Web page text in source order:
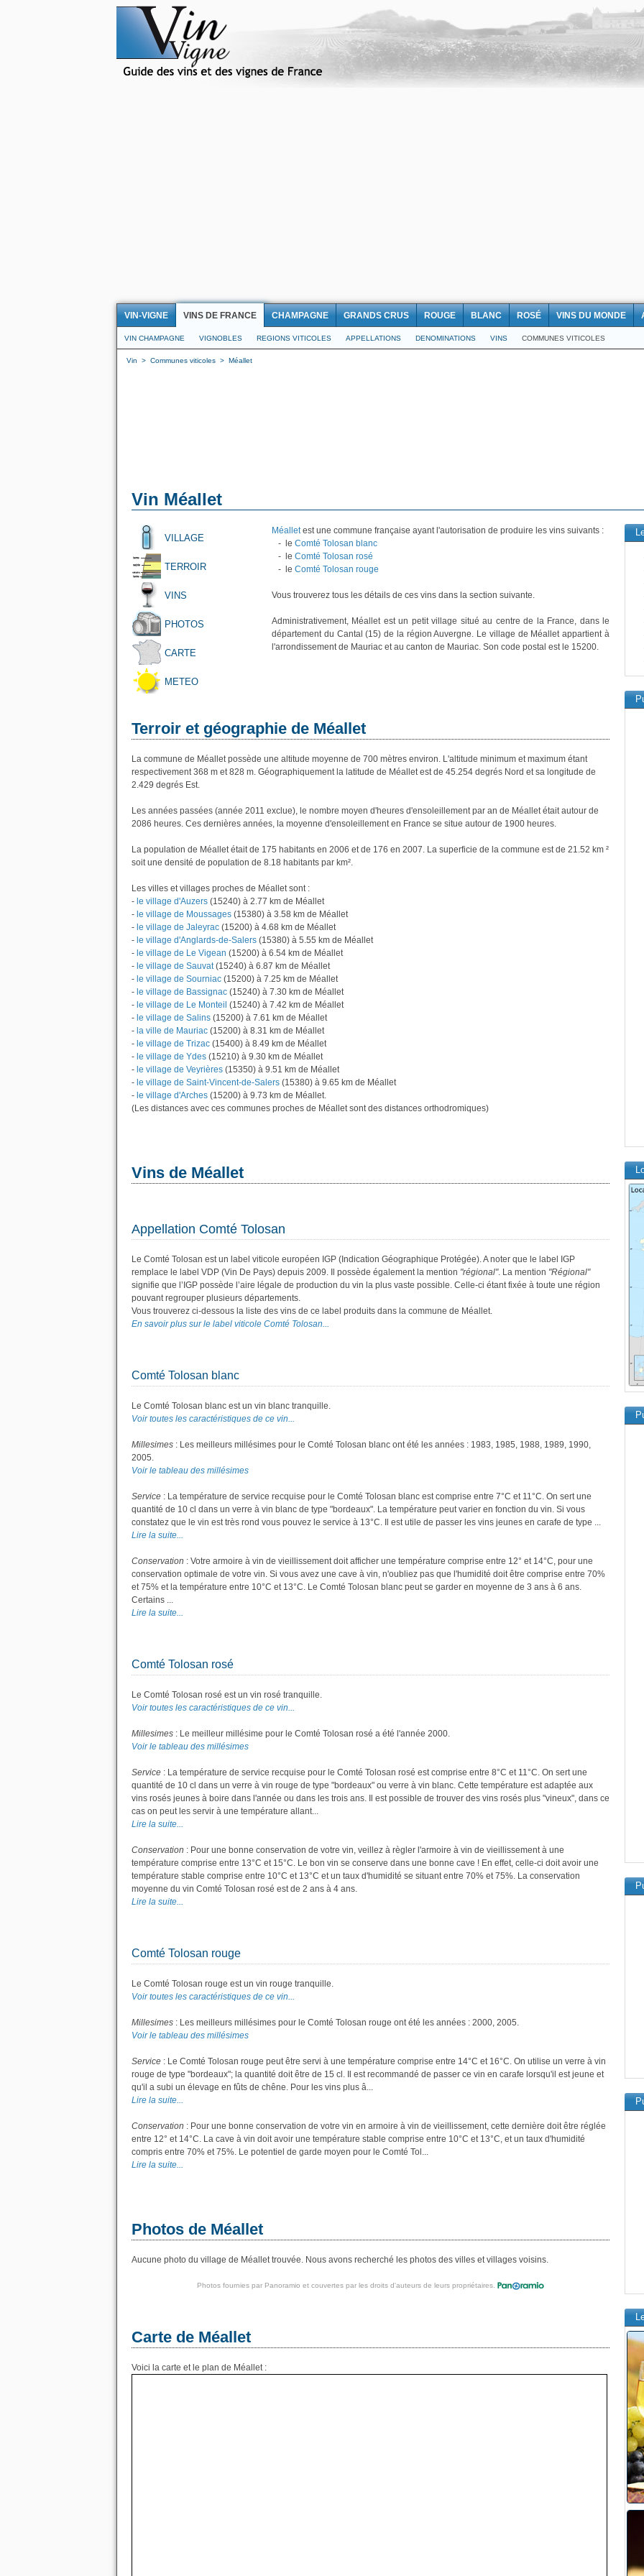
VIN-VIGNE VINS DE FRANCE CHAMPAGNE GRANDS CRUS ROUGE BLANC ROSÉ VINS DU MONDE
VIN CHAMPAGNE VIGNOBLES REGIONS VITICOLES APPELLATIONS DENOMINATIONS VINS COMMUNES VITICOLES
Vin > Communes viticoles > Méallet
Vin Méallet
VILLAGE
TERROIR
VINS
PHOTOS
CARTE
METEO
Méalletest une commune française ayant l'autorisation de produire les vins suivants :
- le Comté Tolosan blanc
- le Comté Tolosan rosé
- le Comté Tolosan rouge
Vous trouverez tous les détails de ces vins dans la section suivante.
Administrativement, Méallet est un petit village situé au centre de la France, dans le
département du Cantal (15) de la région Auvergne. Le village de Méallet appartient à
l'arrondissement de Mauriac et au canton de Mauriac. Son code postal est le 15200.
Terroir et géographie de Méallet
La commune de Méallet possède une altitude moyenne de 700 mètres environ. L'altitude minimum et maximum étant
respectivement 368 m et 828 m. Géographiquement la latitude de Méallet est de 45.254 degrés Nord et sa longitude de
2.429 degrés Est.
Les années passées (année 2011 exclue), le nombre moyen d'heures d'ensoleillement par an de Méallet était autour de
2086 heures. Ces dernières années, la moyenne d'ensoleillement en France se situe autour de 1900 heures.
La population de Méallet était de 175 habitants en 2006 et de 176 en 2007. La superficie de la commune est de 21.52 km ²
soit une densité de population de 8.18 habitants par km².
Les villes et villages proches de Méallet sont :
- le village d'Auzers (15240) à 2.77 km de Méallet
- le village de Moussages (15380) à 3.58 km de Méallet
- le village de Jaleyrac (15200) à 4.68 km de Méallet
- le village d'Anglards-de-Salers (15380) à 5.55 km de Méallet
- le village de Le Vigean (15200) à 6.54 km de Méallet
- le village de Sauvat(15240) à 6.87 km de Méallet
- le village de Sourniac (15200) à 7.25 km de Méallet
- le village de Bassignac (15240) à 7.30 km de Méallet
- le village de Le Monteil (15240) à 7.42 km de Méallet
- le village de Salins (15200) à 7.61 km de Méallet
- la ville de Mauriac (15200) à 8.31 km de Méallet
- le village de Trizac (15400) à 8.49 km de Méallet
- le village de Ydes (15210) à 9.30 km de Méallet
- le village de Veyrières (15350) à 9.51 km de Méallet
- le village de Saint-Vincent-de-Salers (15380) à 9.65 km de Méallet
- le village d'Arches (15200) à 9.73 km de Méallet.
(Les distances avec ces communes proches de Méallet sont des distances orthodromiques)
Vins de Méallet
Appellation Comté Tolosan
Le Comté Tolosan est un label viticole européen IGP (Indication Géographique Protégée). A noter que le label IGP
remplace le label VDP (Vin De Pays) depuis 2009. Il possède également la mention "régional". La mention "Régional"
signifie que l’IGP possède l’aire légale de production du vin la plus vaste possible. Celle-ci étant fixée à toute une région
pouvant regrouper plusieurs départements.
Vous trouverez ci-dessous la liste des vins de ce label produits dans la commune de Méallet.
En savoir plus sur le label viticole Comté Tolosan...
Comté Tolosan blanc
Le Comté Tolosan blanc est un vin blanc tranquille.
Voir toutes les caractéristiques de ce vin...
Millesimes : Les meilleurs millésimes pour le Comté Tolosan blanc ont été les années : 1983, 1985, 1988, 1989, 1990,
2005.
Voir le tableau des millésimes
Service : La température de service recquise pour le Comté Tolosan blanc est comprise entre 7°C et 11°C. On sert une
quantité de 10 cl dans un verre à vin blanc de type "bordeaux". La température peut varier en fonction du vin. Si vous
constatez que le vin est très rond vous pouvez le service à 13°C. Il est utile de passer les vins jeunes en carafe de type ...
Lire la suite...
Conservation : Votre armoire à vin de vieillissement doit afficher une température comprise entre 12° et 14°C, pour une
conservation optimale de votre vin. Si vous avez une cave à vin, n'oubliez pas que l'humidité doit être comprise entre 70%
et 75% et la température entre 10°C et 13°C. Le Comté Tolosan blanc peut se garder en moyenne de 3 ans à 6 ans.
Certains ...
Lire la suite...
Comté Tolosan rosé
Le Comté Tolosan rosé est un vin rosé tranquille.
Voir toutes les caractéristiques de ce vin...
Millesimes : Le meilleur millésime pour le Comté Tolosan rosé a été l'année 2000.
Voir le tableau des millésimes
Service : La température de service recquise pour le Comté Tolosan rosé est comprise entre 8°C et 11°C. On sert une
quantité de 10 cl dans un verre à vin rouge de type "bordeaux" ou verre à vin blanc. Cette température est adaptée aux
vins rosés jeunes à boire dans l'année ou dans les trois ans. Il est possible de trouver des vins rosés plus "vineux", dans ce
cas on peut les servir à une température allant...
Lire la suite...
Conservation : Pour une bonne conservation de votre vin, veillez à règler l'armoire à vin de vieillissement à une
température comprise entre 13°C et 15°C. Le bon vin se conserve dans une bonne cave ! En effet, celle-ci doit avoir une
température stable comprise entre 10°C et 13°C et un taux d'humidité se situant entre 70% et 75%. La conservation
moyenne du vin Comté Tolosan rosé est de 2 ans à 4 ans.
Lire la suite...
Comté Tolosan rouge
Le Comté Tolosan rouge est un vin rouge tranquille.
Voir toutes les caractéristiques de ce vin...
Millesimes : Les meilleurs millésimes pour le Comté Tolosan rouge ont été les années : 2000, 2005.
Voir le tableau des millésimes
Service : Le Comté Tolosan rouge peut être servi à une température comprise entre 14°C et 16°C. On utilise un verre à vin
rouge de type "bordeaux"; la quantité doit être de 15 cl. Il est recommandé de passer ce vin en carafe lorsqu'il est jeune et
qu'il a subi un élevage en fûts de chêne. Pour les vins plus â...
Lire la suite...
Conservation : Pour une bonne conservation de votre vin en armoire à vin de vieillissement, cette dernière doit être réglée
entre 12° et 14°C. La cave à vin doit avoir une température stable comprise entre 10°C et 13°C, et un taux d'humidité
compris entre 70% et 75%. Le potentiel de garde moyen pour le Comté Tol...
Lire la suite...
Photos de Méallet
Aucune photo du village de Méallet trouvée. Nous avons recherché les photos des villes et villages voisins.
Photos fournies par Panoramio et couvertes par les droits d'auteurs de leurs propriétaires.
Carte de Méallet
Voici la carte et le plan de Méallet :